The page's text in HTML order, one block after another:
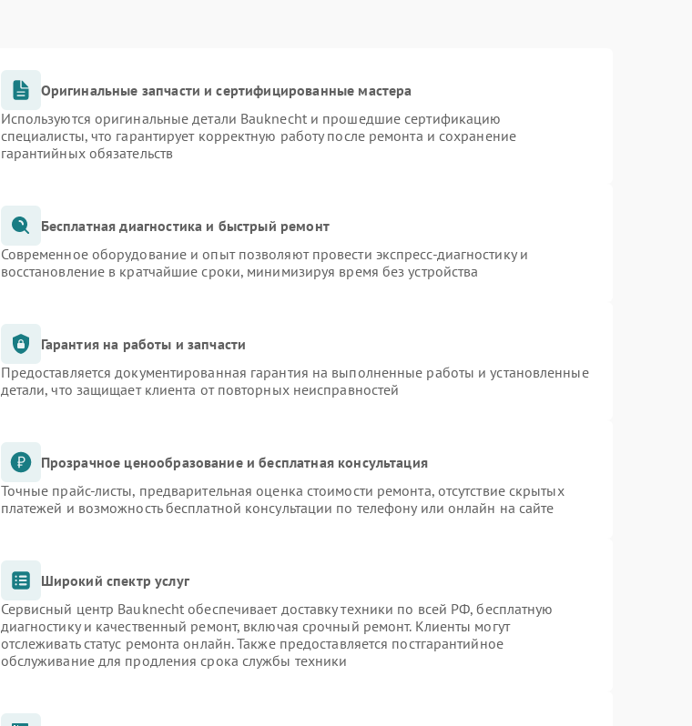
Оригинальные запчасти и сертифицированные мастера
Используются оригинальные детали Bauknecht и прошедшие сертификацию
специалисты, что гарантирует корректную работу после ремонта и сохранение
гарантийных обязательств
Бесплатная диагностика и быстрый ремонт
Современное оборудование и опыт позволяют провести экспресс-диагностику и
восстановление в кратчайшие сроки, минимизируя время без устройства
Гарантия на работы и запчасти
Предоставляется документированная гарантия на выполненные работы и установленные
детали, что защищает клиента от повторных неисправностей
Прозрачное ценообразование и бесплатная консультация
Точные прайс-листы, предварительная оценка стоимости ремонта, отсутствие скрытых
платежей и возможность бесплатной консультации по телефону или онлайн на сайте
Широкий спектр услуг
Сервисный центр Bauknecht обеспечивает доставку техники по всей РФ, бесплатную
диагностику и качественный ремонт, включая срочный ремонт. Клиенты могут
отслеживать статус ремонта онлайн. Также предоставляется постгарантийное
обслуживание для продления срока службы техники